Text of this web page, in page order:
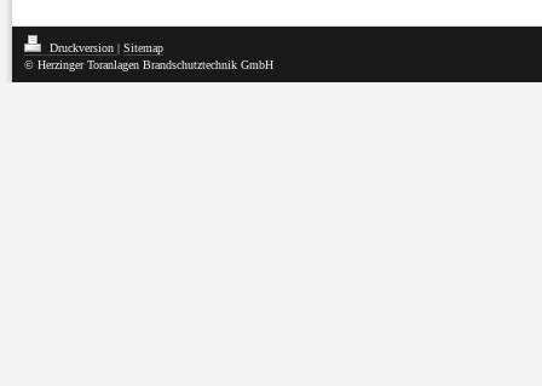
Druckversion | Sitemap
© Herzinger Toranlagen Brandschutztechnik GmbH